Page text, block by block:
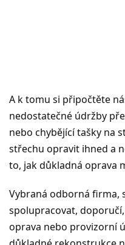
A k tomu si připočtěte
nedostatečné údržby
nebo chybějící tašky na
střechu opravit ihned a
to, jak důkladná oprava
Vybraná odborná firma,
spolupracovat,
oprava nebo provizorní